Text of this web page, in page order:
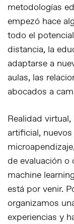
metodologías
empezó hace
todo el
distancia, la
adaptarse a
aulas, las
abocados a
Realidad
artificial,
de evaluación o
machine
está por venir.
organizamos
experiencias y